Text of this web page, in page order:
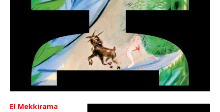
El Mekkirama